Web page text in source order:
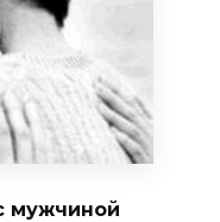
мужчиной